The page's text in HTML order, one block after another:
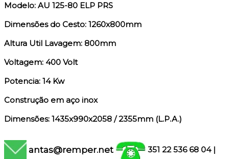
Modelo: AU 125-80 ELP PRS
Dimensões do Cesto: 1260x800mm
Altura Util Lavagem: 800mm
Voltagem: 400 Volt
Potencia: 14 Kw
Construção em aço inox
Dimensões: 1435x990x2058 / 2355mm (L.P.A.)
antas@remper.net 351 22 536 68 04 |